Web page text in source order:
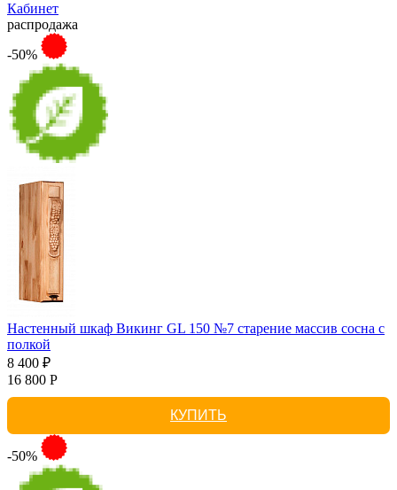
Кабинет
распродажа
-50%
Настенный шкаф Викинг GL 150 №7 старение массив сосна с
полкой
8 400 ₽
16 800 Р
КУПИТЬ
-50%